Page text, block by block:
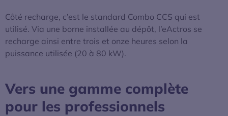
Côté recharge, c’est le standard Combo CCS qui est
utilisé. Via une borne installée au dépôt, l’eActros se
recharge ainsi entre trois et onze heures selon la
puissance utilisée (20 à 80 kW).
Vers une gamme complète
pour les professionnels